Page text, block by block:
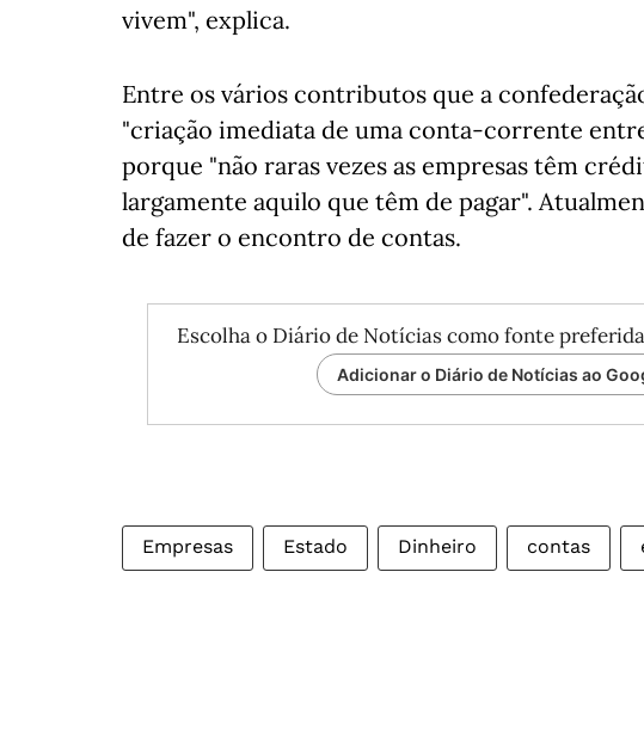
vivem", explica.
Entre os vários contributos que a
"criação imediata de uma conta-corrente
porque "não raras vezes as empresas têm
largamente aquilo que têm de pagar".
de fazer o encontro de contas.
Escolha o Diário de Notícias como fonte
Adicionar o Diário de Notícias ao
Empresas Estado Dinheiro contas